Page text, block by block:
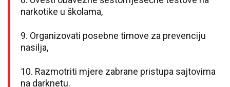
narkotike u školama,
9. Organizovati posebne timove za prevenciju
nasilja,
10. Razmotriti mjere zabrane pristupa sajtovima
na darknetu.